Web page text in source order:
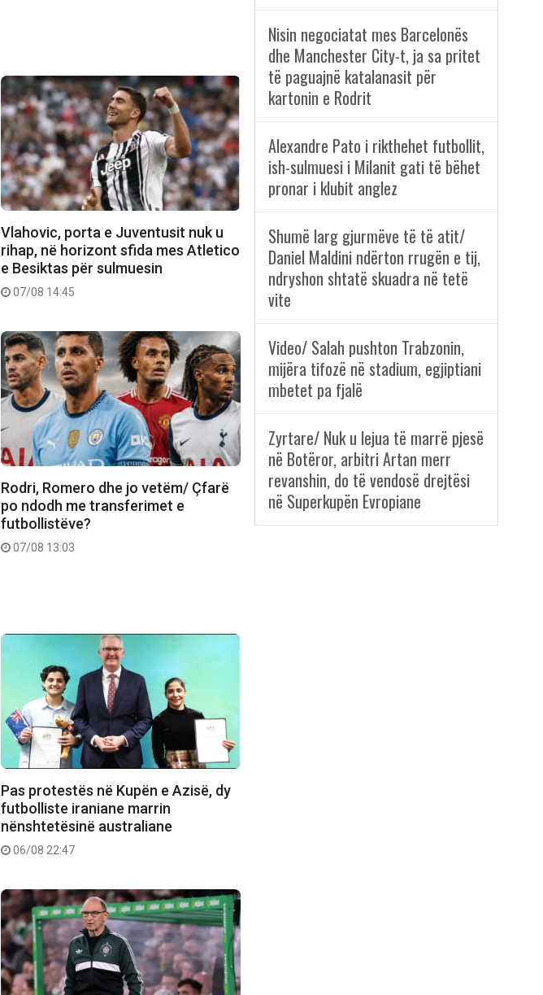
Vlahovic, porta e Juventusit nuk u
rihap, në horizont sfida mes Atletico
e Besiktas për sulmuesin
07/08 14:45
Rodri, Romero dhe jo vetëm/ Çfarë
po ndodh me transferimet e
futbollistëve?
07/08 13:03
Pas protestës në Kupën e Azisë, dy
futbolliste iraniane marrin
nënshtetësinë australiane
06/08 22:47
Nisin negociatat mes Barcelonës
dhe Manchester City-t, ja sa pritet
të paguajnë katalanasit për
kartonin e Rodrit
Alexandre Pato i rikthehet futbollit,
ish-sulmuesi i Milanit gati të bëhet
pronar i klubit anglez
Shumë larg gjurmëve të të atit/
Daniel Maldini ndërton rrugën e tij,
ndryshon shtatë skuadra në tetë
vite
Video/ Salah pushton Trabzonin,
mijëra tifozë në stadium, egjiptiani
mbetet pa fjalë
Zyrtare/ Nuk u lejua të marrë pjesë
në Botëror, arbitri Artan merr
revanshin, do të vendosë drejtësi
në Superkupën Evropiane